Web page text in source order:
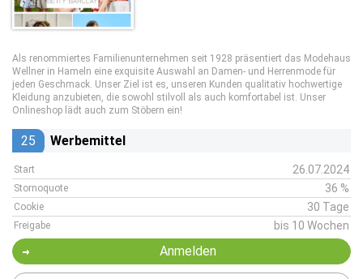
Als renommiertes Familienunternehmen seit 1928 präsentiert das Modehaus
Wellner in Hameln eine exquisite Auswahl an Damen- und Herrenmode für
jeden Geschmack. Unser Ziel ist es, unseren Kunden qualitativ hochwertige
Kleidung anzubieten, die sowohl stilvoll als auch komfortabel ist. Unser
Onlineshop lädt auch zum Stöbern ein!
25 Werbemittel
Start 26.07.2024
Stornoquote 36 %
Cookie 30 Tage
Freigabe bis 10 Wochen
Anmelden